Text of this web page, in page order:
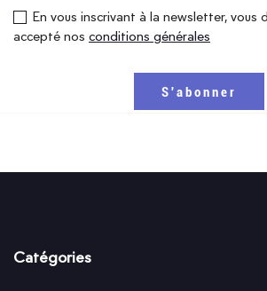
En vous inscrivant à la newsletter, vous
accepté nos conditions générales
Catégories